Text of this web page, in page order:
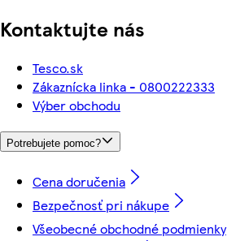
Kontaktujte nás
Tesco.sk
Zákaznícka linka - 0800222333
Výber obchodu
Potrebujete pomoc?
Cena doručenia
Bezpečnosť pri nákupe
Všeobecné obchodné podmienky